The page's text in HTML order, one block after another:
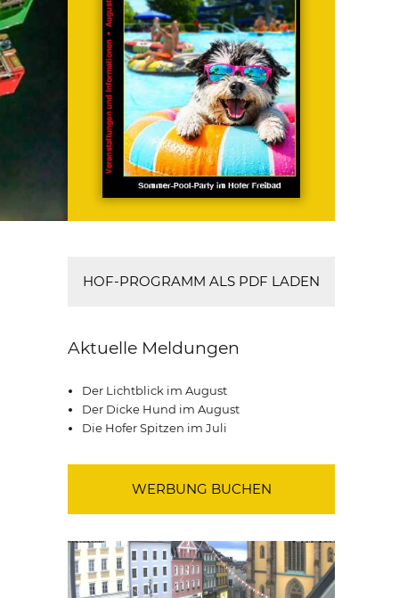
HOF-PROGRAMM ALS PDF LADEN
Aktuelle Meldungen
Der Lichtblick im August
Der Dicke Hund im August
Die Hofer Spitzen im Juli
WERBUNG BUCHEN